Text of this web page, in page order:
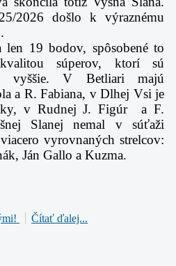
2026 došlo k výraznému
len 19 bodov, spôsobené to
súperov, ktorí sú
vyššie. V Betliari majú
a R. Fabiana, v Dlhej Vsi je
v Rudnej J. Figúr a F.
Slanej nemal v súťaži
vyrovnaných strelcov:
Ján Gallo a Kuzma.
Čítať ďalej...